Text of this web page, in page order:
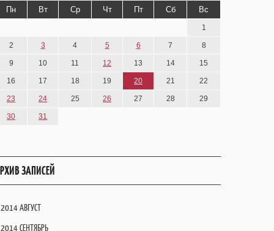
Пн Вт Ср Чт Пт Сб Вс
1
2 3 4 5 6 7 8
9 10 11 12 13 14 15
16 17 18 19 20 21 22
23 24 25 26 27 28 29
30 31
ЗАПИСЕЙ
2014 АВГУСТ
2014 СЕНТЯБРЬ